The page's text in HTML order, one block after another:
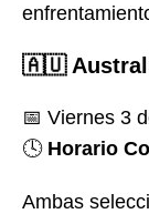
🇦🇺
📅 Viernes 3
🕓 Horario
Ambas